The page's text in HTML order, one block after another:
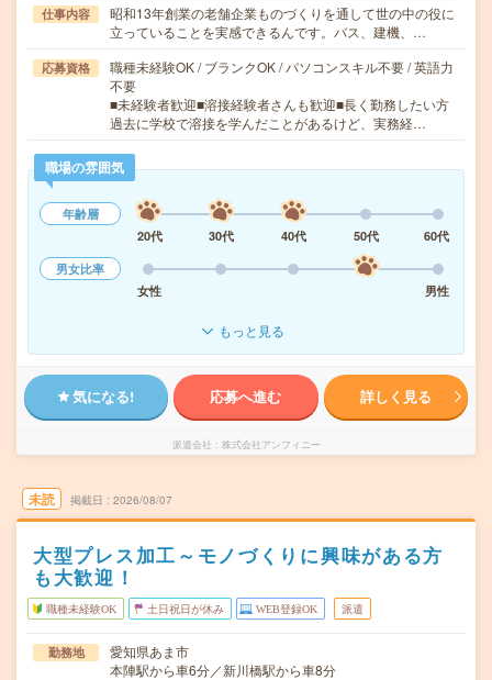
仕事内容
昭和13年創業の老舗企業ものづくりを通して世の中の役に
立っていることを実感できるんです。バス、建機、…
応募資格
職種未経験OK / ブランクOK / パソコンスキル不要 / 英語力
不要
■未経験者歓迎■溶接経験者さんも歓迎■長く勤務したい方
過去に学校で溶接を学んだことがあるけど、実務経…
職場の雰囲気
年齢層
20代
30代 40代 50代
60代
男女比率
女性
男性
もっと見る
気になる! 応募へ進む 詳しく見る
派遣会社 株式会社アンフィニー
未読 掲載日 2026/08/07
大型プレス加工～モノづくりに興味がある方
も大歓迎！
職種未経験OK 土日祝日が休み WEB登録OK 派遣
勤務地
愛知県あま市
本陣駅から車6分／新川橋駅から車8分